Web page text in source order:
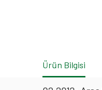
Ürün Bilgisi